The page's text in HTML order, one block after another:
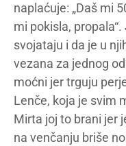
naplaćuje: „Daš mi
mi pokisla,
svojataju i da je u
vezana za jednog
moćni jer trguju
Lenče, koja je svim
Mirta joj to brani jer
na venčanju briše